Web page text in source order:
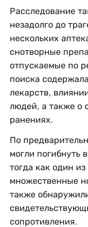
Расследование
незадолго до
нескольких
снотворные
отпускаемые по
поиска
лекарств,
людей, а также о
ранениях.
По
могли погибнуть
тогда как один
множественные
также
сопротивления.